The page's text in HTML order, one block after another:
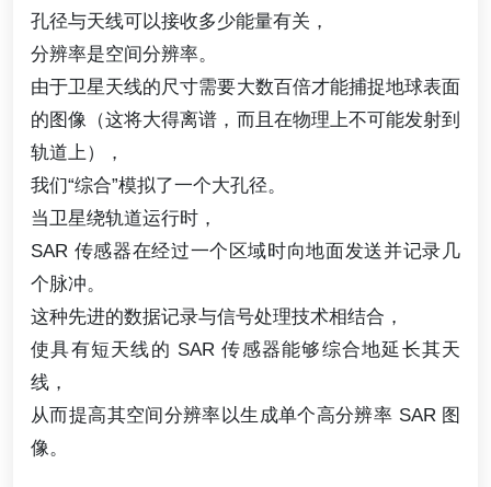
孔径与天线可以接收多少能量有关，
分辨率是空间分辨率。
由于卫星天线的尺寸需要大数百倍才能捕捉地球表面
的图像（这将大得离谱，而且在物理上不可能发射到
轨道上），
我们“综合”模拟了一个大孔径。
当卫星绕轨道运行时，
SAR 传感器在经过一个区域时向地面发送并记录几
个脉冲。
这种先进的数据记录与信号处理技术相结合，
使具有短天线的 SAR 传感器能够综合地延长其天
线，
从而提高其空间分辨率以生成单个高分辨率 SAR 图
像。